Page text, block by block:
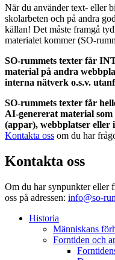
När du använder text- eller
skolarbeten och på andra
källan! Det måste framgå
materialet kommer (SO-
SO-rummets texter får
material på andra
interna nätverk o.s.v.
SO-rummets texter får
AI-genererat material
(appar), webbplatser
Kontakta oss om du har
Kontakta oss
Om du har synpunkter eller
oss på adressen: info@so-
Historia
Människans
Forntiden och